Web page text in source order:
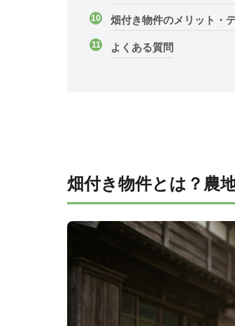
畑付き物件のメリット・
よくある質問
畑付き物件とは？農